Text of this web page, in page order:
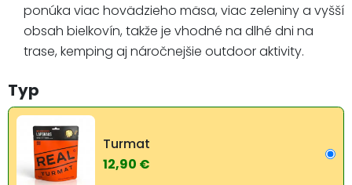
ponúka viac hovädzieho mäsa, viac zeleniny a vyšší
obsah bielkovín, takže je vhodné na dlhé dni na
trase, kemping aj náročnejšie outdoor aktivity.
Typ
Turmat
12,90 €